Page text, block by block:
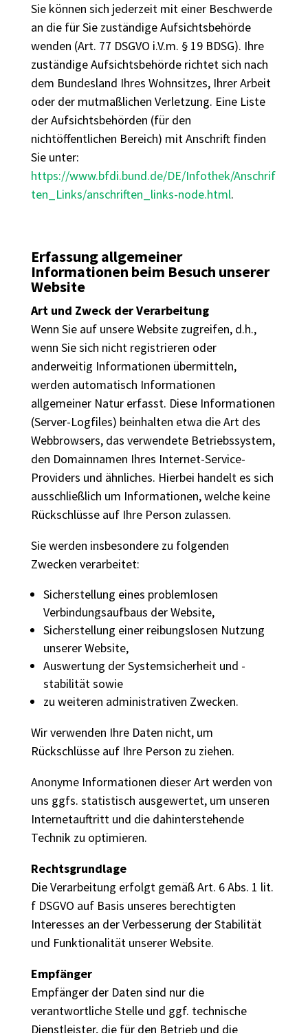
Sie können sich jederzeit mit einer Beschwerde
an die für Sie zuständige Aufsichtsbehörde
wenden (Art. 77 DSGVO i.V.m. § 19 BDSG). Ihre
zuständige Aufsichtsbehörde richtet sich nach
dem Bundesland Ihres Wohnsitzes, Ihrer Arbeit
oder der mutmaßlichen Verletzung. Eine Liste
der Aufsichtsbehörden (für den
nichtöffentlichen Bereich) mit Anschrift finden
Sie unter:
https://www.bfdi.bund.de/DE/Infothek/Anschrif
ten_Links/anschriften_links-node.html.
Erfassung allgemeiner
Informationen beim Besuch unserer
Website
Art und Zweck der Verarbeitung
Wenn Sie auf unsere Website zugreifen, d.h.,
wenn Sie sich nicht registrieren oder
anderweitig Informationen übermitteln,
werden automatisch Informationen
allgemeiner Natur erfasst. Diese Informationen
(Server-Logfiles) beinhalten etwa die Art des
Webbrowsers, das verwendete Betriebssystem,
den Domainnamen Ihres Internet-Service-
Providers und ähnliches. Hierbei handelt es sich
ausschließlich um Informationen, welche keine
Rückschlüsse auf Ihre Person zulassen.
Sie werden insbesondere zu folgenden
Zwecken verarbeitet:
Sicherstellung eines problemlosen
Verbindungsaufbaus der Website,
Sicherstellung einer reibungslosen Nutzung
unserer Website,
Auswertung der Systemsicherheit und -
stabilität sowie
zu weiteren administrativen Zwecken.
Wir verwenden Ihre Daten nicht, um
Rückschlüsse auf Ihre Person zu ziehen.
Anonyme Informationen dieser Art werden von
uns ggfs. statistisch ausgewertet, um unseren
Internetauftritt und die dahinterstehende
Technik zu optimieren.
Rechtsgrundlage
Die Verarbeitung erfolgt gemäß Art. 6 Abs. 1 lit.
f DSGVO auf Basis unseres berechtigten
Interesses an der Verbesserung der Stabilität
und Funktionalität unserer Website.
Empfänger
Empfänger der Daten sind nur die
verantwortliche Stelle und ggf. technische
Dienstleister, die für den Betrieb und die